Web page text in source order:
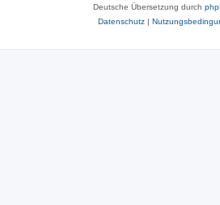
Deutsche Übersetzung durch
Datenschutz|